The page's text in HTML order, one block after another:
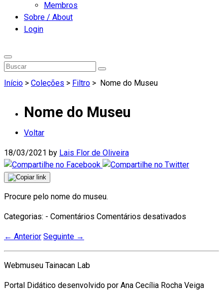
Membros
Sobre / About
Login
Início > Coleções > Filtro > Nome do Museu
Nome do Museu
Voltar
18/03/2021 by Lais Flor de Oliveira
Procure pelo nome do museu.
Categorias: - Comentários Comentários desativados
Museu
← Anterior Seguinte →
Webmuseu Tainacan Lab
Portal Didático desenvolvido por Ana Cecília Rocha Veiga